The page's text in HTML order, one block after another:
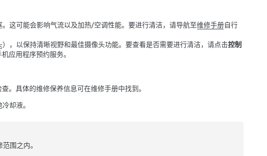
这可能会影响气流以及加热/空调性能。 要进行清洁，请导航至维修手册自行
），以保持清晰视野和最佳摄像头功能。要查看是否需要进行清洁，请点击控制
应用程序预约服务。
。具体的维修保养信息可在维修手册中找到。
却液。
围之内。